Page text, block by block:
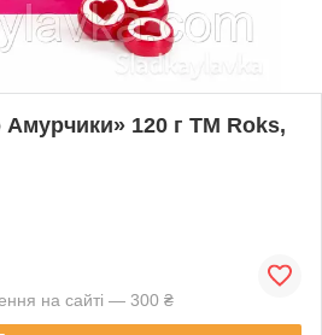
120 г ТМ Roks,
на сайті — 300 ₴